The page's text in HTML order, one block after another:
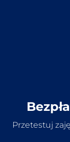
Przetestuj